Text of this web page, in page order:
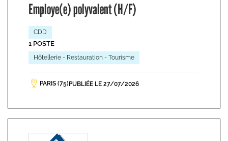
Employe(e) polyvalent (H/F)
CDD
1 POSTE
Hôtellerie - Restauration - Tourisme
PARIS (75) PUBLIÉE LE 27/07/2026